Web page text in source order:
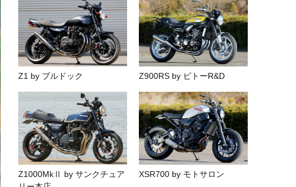
Z1 by ブルドック Z900RS by ビトーR&D
Z1000MkⅡ by サンクチュア
XSR700 by モトサロン